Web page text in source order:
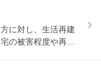
に対し、生活再建
の被害程度や再建